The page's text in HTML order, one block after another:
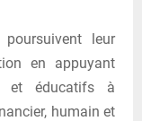
leur
en appuyant
et éducatifs à
humain et